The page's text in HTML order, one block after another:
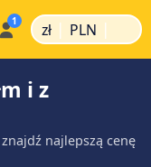
zł | PLN |
i z
najlepszą cenę